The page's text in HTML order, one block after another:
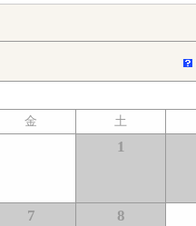
金 土
1
7 8